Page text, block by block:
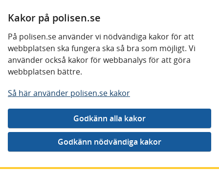
Kakor på polisen.se
På polisen.se använder vi nödvändiga kakor för att
webbplatsen ska fungera ska så bra som möjligt. Vi
använder också kakor för webbanalys för att göra
webbplatsen bättre.
Så här använder polisen.se kakor